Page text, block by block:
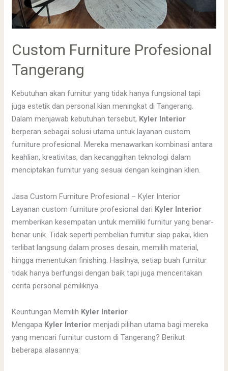
Custom Furniture Profesional
Tangerang
Kebutuhan akan furnitur yang tidak hanya fungsional tapi
juga estetik dan personal kian meningkat di Tangerang.
Dalam menjawab kebutuhan tersebut, Kyler Interior
berperan sebagai solusi utama untuk layanan custom
furniture profesional. Mereka menawarkan kombinasi antara
keahlian, kreativitas, dan kecanggihan teknologi dalam
menciptakan furnitur yang sesuai dengan keinginan klien.
Jasa Custom Furniture Profesional – Kyler Interior
Layanan custom furniture profesional dari Kyler Interior
memberikan kesempatan untuk memiliki furnitur yang benar-
benar unik. Tidak seperti pembelian furnitur siap pakai, klien
terlibat langsung dalam proses desain, memilih material,
hingga menentukan finishing. Hasilnya, setiap buah furnitur
tidak hanya berfungsi dengan baik tapi juga menceritakan
cerita personal pemiliknya.
Keuntungan Memilih Kyler Interior
Mengapa Kyler Interior menjadi pilihan utama bagi mereka
yang mencari furnitur custom di Tangerang? Berikut
beberapa alasannya: